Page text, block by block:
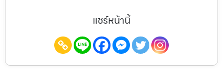
แชร์หน้านี้